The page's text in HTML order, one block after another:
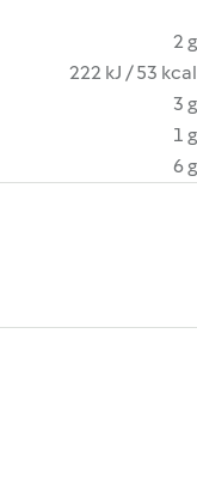
2 g
222 kJ / 53 kcal
3 g
1 g
6 g